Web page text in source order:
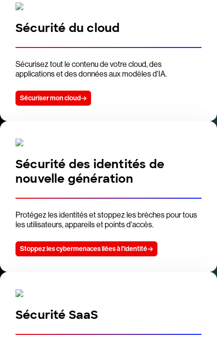
Sécurité du cloud
Sécurisez tout le contenu de votre cloud, des
applications et des données aux modèles d'IA.
Sécuriser mon cloud
Sécurité des identités de
nouvelle génération
Protégez les identités et stoppez les brèches pour tous
les utilisateurs, appareils et points d'accès.
Stoppez les cybermenaces liées à l'identité
Sécurité SaaS